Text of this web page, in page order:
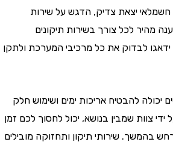
יצאת צדיק, הדגש על שירות
לכל צורך בשירות תיקונים
לבדוק את כל מרכיבי המערכת ולתקן
להבטיח אריכות ימים ושימוש חלק
שמבין בנושא, יכול לחסוך לכם זמן
שירותי תיקון ותחזוקה מובילים